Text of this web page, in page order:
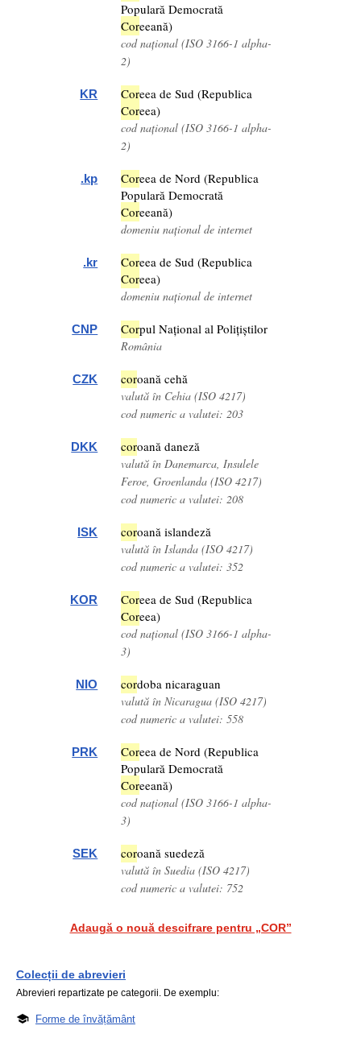
Populară Democrată
Coreeană)
cod național (ISO 3166-1 alpha-
2)
KR Coreea de Sud (Republica
Coreea)
cod național (ISO 3166-1 alpha-
2)
.kp Coreea de Nord (Republica
Populară Democrată
Coreeană)
domeniu național de internet
.kr Coreea de Sud (Republica
Coreea)
domeniu național de internet
CNP Corpul Național al Polițiștilor
România
CZK coroană cehă
valută în Cehia (ISO 4217)
cod numeric a valutei: 203
DKK coroană daneză
valută în Danemarca, Insulele
Feroe, Groenlanda (ISO 4217)
cod numeric a valutei: 208
ISK coroană islandeză
valută în Islanda (ISO 4217)
cod numeric a valutei: 352
KOR Coreea de Sud (Republica
Coreea)
cod național (ISO 3166-1 alpha-
3)
NIO cordoba nicaraguan
valută în Nicaragua (ISO 4217)
cod numeric a valutei: 558
PRK Coreea de Nord (Republica
Populară Democrată
Coreeană)
cod național (ISO 3166-1 alpha-
3)
SEK coroană suedeză
valută în Suedia (ISO 4217)
cod numeric a valutei: 752
Adaugă o nouă descifrare pentru „COR”
Colecții de abrevieri
Abrevieri repartizate pe categorii. De exemplu:
Forme de învățământ